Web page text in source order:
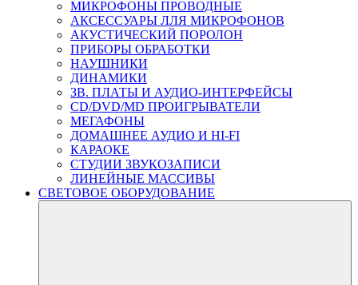
МИКРОФОНЫ ПРОВОДНЫЕ
АКСЕССУАРЫ ЛЛЯ МИКРОФОНОВ
АКУСТИЧЕСКИЙ ПОРОЛОН
ПРИБОРЫ ОБРАБОТКИ
НАУШНИКИ
ДИНАМИКИ
ЗВ. ПЛАТЫ И АУДИО-ИНТЕРФЕЙСЫ
CD/DVD/MD ПРОИГРЫВАТЕЛИ
МЕГАФОНЫ
ДОМАШНЕЕ АУДИО И HI-FI
КАРАОКЕ
СТУДИИ ЗВУКОЗАПИСИ
ЛИНЕЙНЫЕ МАССИВЫ
СВЕТОВОЕ ОБОРУДОВАНИЕ